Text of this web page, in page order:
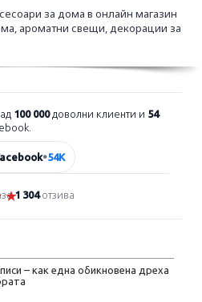
за дома в онлайн магазин
ароматни свещи, декорации за
100 000доволни клиенти и 54
•54K
4.9 от 5
1 304отзива
– как една обикновена дреха